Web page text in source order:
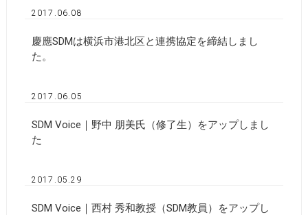
2017.06.08
慶應SDMは横浜市港北区と連携協定を締結しまし
た。
2017.06.05
SDM Voice｜野中 朋美氏（修了生）をアップしまし
た
2017.05.29
SDM Voice｜西村 秀和教授（SDM教員）をアップし